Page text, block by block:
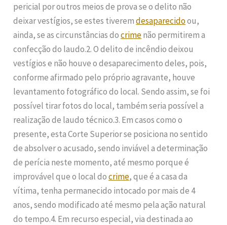
pericial por outros meios de prova se o delito não
deixar vestígios, se estes tiveremdesaparecidoou,
ainda, se as circunstâncias docrimenão permitirem a
confecção do laudo.2. O delito de incêndio deixou
vestígios e não houve o desaparecimento deles, pois,
conforme afirmado pelo próprio agravante, houve
levantamento fotográfico do local. Sendo assim, se foi
possível tirar fotos do local, também seria possível a
realização de laudo técnico.3. Em casos como o
presente, esta Corte Superior se posiciona no sentido
de absolver o acusado, sendo inviável a determinação
de perícia neste momento, até mesmo porque é
improvável que o local docrime, que é a casa da
vítima, tenha permanecido intocado por mais de 4
anos, sendo modificado até mesmo pela ação natural
do tempo.4. Em recurso especial, via destinada ao